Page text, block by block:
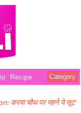
Recipe Category
करवा चौथ पर पहने ये सूट